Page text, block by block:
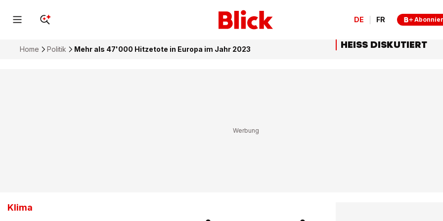
DE FR
Home Politik Mehr als 47'000 Hitzetote in Europa im Jahr 2023
Klima
HEISS DISKUTIERT